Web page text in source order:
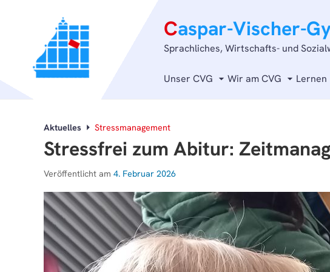
Caspar-Vischer-
Sprachliches, Wirtschafts- und
Unser CVG Wir am CVG Lernen
Aktuelles Stressmanagement
Stressfrei zum Abitur:
Veröffentlicht am 4. Februar 2026